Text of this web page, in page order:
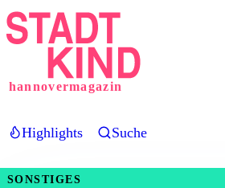
Direkt
zum
hannovermagazin
Highlights Suche
SONSTIGES